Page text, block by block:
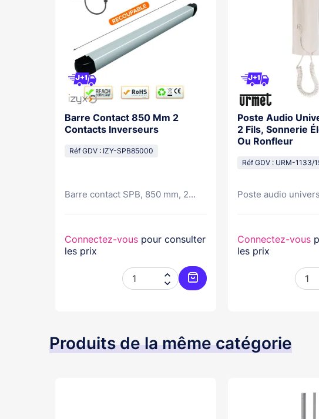
Barre Contact 850 Mm 2
Contacts Inverseurs
Réf GDV : IZY-SPB85000
Barre contact SPB, 850 mm, 2...
Connectez-vous pour consulter
les prix


Ajouter au panier
Poste Audio
2 Fils, Sonnerie
Ou Ronfleur
Réf GDV : URM-1133/
Poste audio
Connectez-vous
les prix
Produits de la même catégorie